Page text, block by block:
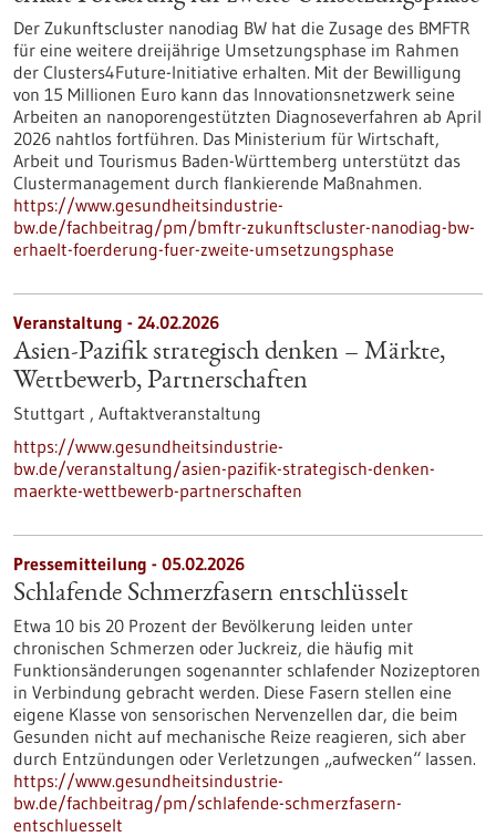
Der Zukunftscluster nanodiag BW hat die Zusage des BMFTR
für eine weitere dreijährige Umsetzungsphase im Rahmen
der Clusters4Future-Initiative erhalten. Mit der Bewilligung
von 15 Millionen Euro kann das Innovationsnetzwerk seine
Arbeiten an nanoporengestützten Diagnoseverfahren ab April
2026 nahtlos fortführen. Das Ministerium für Wirtschaft,
Arbeit und Tourismus Baden-Württemberg unterstützt das
Clustermanagement durch flankierende Maßnahmen.
https://www.gesundheitsindustrie-
bw.de/fachbeitrag/pm/bmftr-zukunftscluster-nanodiag-bw-
erhaelt-foerderung-fuer-zweite-umsetzungsphase
Veranstaltung - 24.02.2026
Asien-Pazifik strategisch denken – Märkte,
Wettbewerb, Partnerschaften
Stuttgart , Auftaktveranstaltung
https://www.gesundheitsindustrie-
bw.de/veranstaltung/asien-pazifik-strategisch-denken-
maerkte-wettbewerb-partnerschaften
Pressemitteilung - 05.02.2026
Schlafende Schmerzfasern entschlüsselt
Etwa 10 bis 20 Prozent der Bevölkerung leiden unter
chronischen Schmerzen oder Juckreiz, die häufig mit
Funktionsänderungen sogenannter schlafender Nozizeptoren
in Verbindung gebracht werden. Diese Fasern stellen eine
eigene Klasse von sensorischen Nervenzellen dar, die beim
Gesunden nicht auf mechanische Reize reagieren, sich aber
durch Entzündungen oder Verletzungen „aufwecken“ lassen.
https://www.gesundheitsindustrie-
bw.de/fachbeitrag/pm/schlafende-schmerzfasern-
entschluesselt